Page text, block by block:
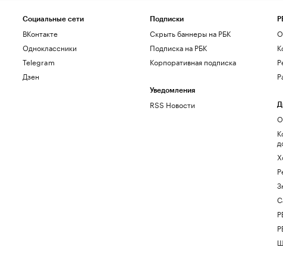
Социальные сети
ВКонтакте
Одноклассники
Telegram
Дзен
Подписки
Скрыть баннеры на РБК
Подписка на РБК
Корпоративная подписка
Уведомления
RSS Новости